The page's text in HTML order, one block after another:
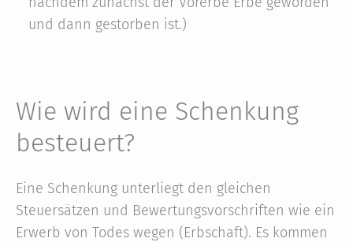
und dann gestorben ist.)
Wie wird eine Schenkung
besteuert?
Eine Schenkung unterliegt den gleichen
Steuersätzen und Bewertungsvorschriften wie ein
Erwerb von Todes wegen (Erbschaft). Es kommen